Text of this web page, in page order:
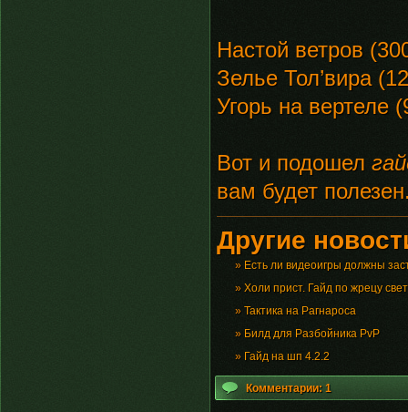
Настой ветров
Зелье Тол’вира
Угорь на вертеле
Вот и подошел
вам будет
Другие
» Есть ли видеоигры должны
» Холи прист. Гайд по жрецу
» Тактика на Рагнароса
» Билд для Разбойника PvP
» Гайд на шп 4.2.2
Комментарии: 1